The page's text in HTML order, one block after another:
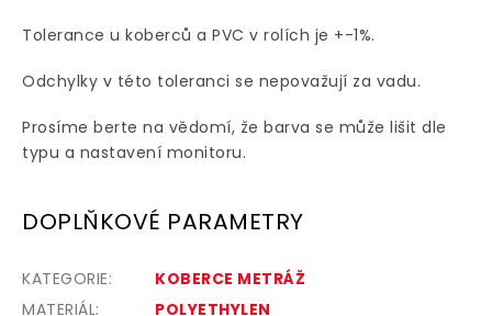
Tolerance u koberců a PVC v rolích je +-1%.
Odchylky v této toleranci se nepovažují za vadu.
Prosíme berte na vědomí, že barva se může lišit dle
typu a nastavení monitoru.
DOPLŇKOVÉ PARAMETRY
KATEGORIE:
KOBERCE METRÁŽ
MATERIÁL:
POLYETHYLEN